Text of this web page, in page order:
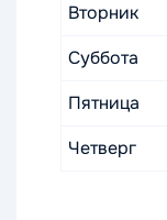
Вторник
Суббота
Пятница
Четверг